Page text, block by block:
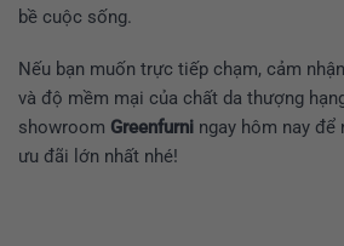
bề cuộc sống.
Nếu bạn muốn trực tiếp chạm, cảm
và độ mềm mại của chất da thượng
showroom Greenfurni ngay hôm nay để
ưu đãi lớn nhất nhé!